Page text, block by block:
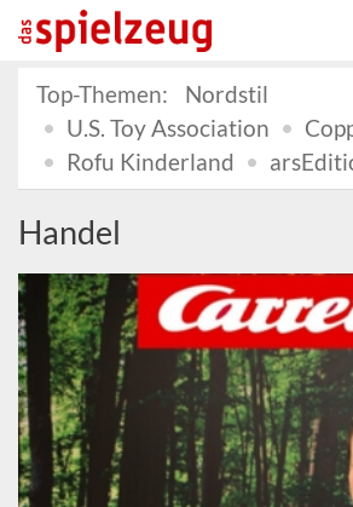
Top-Themen:
Nordstil
U.S. Toy Association
Rofu Kinderland
Handel